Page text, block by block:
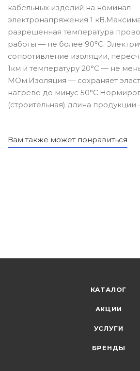
кабельных изделий на номинал
электронапряжения 1
разрешенная температура
работы — не более 90°С.
сопротивление изоляции,
1км и температуру 20°С — не
МОм.Изоляция — сохраняет
нагреве до минус
(строительная) длина
Вам также может понравиться
КАТАЛОГ
АКЦИИ
УСЛУГИ
БРЕНДЫ